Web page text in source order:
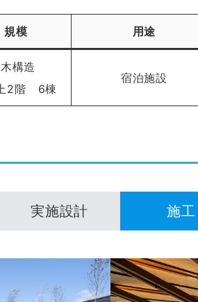
規模 用途
構造
2階 6棟
宿泊施設
実施設計 施工